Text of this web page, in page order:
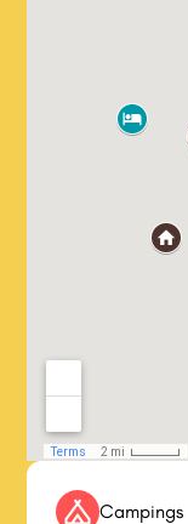
Campings